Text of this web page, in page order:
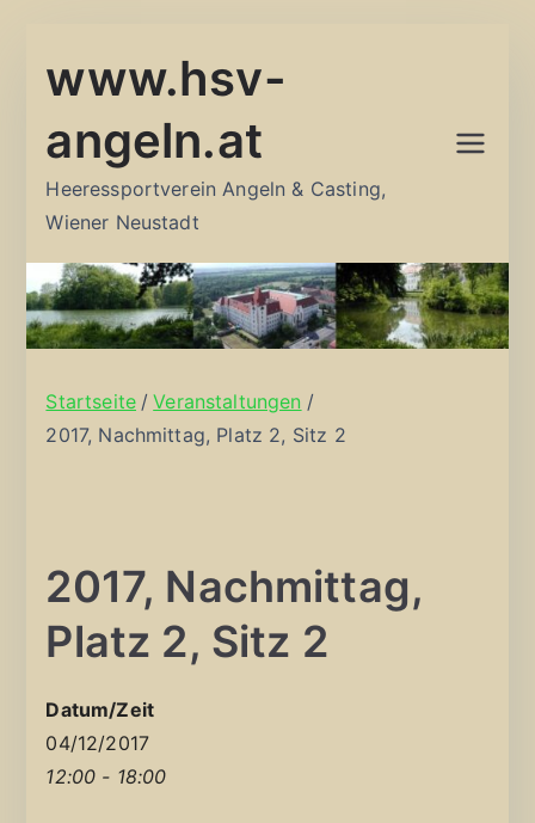
Inhalt
www.hsv-
angeln.at
Heeressportverein Angeln & Casting,
Wiener Neustadt
Startseite
Veranstaltungen
2017, Nachmittag, Platz 2, Sitz 2
2017, Nachmittag,
Platz 2, Sitz 2
Datum/Zeit
04/12/2017
12:00 - 18:00